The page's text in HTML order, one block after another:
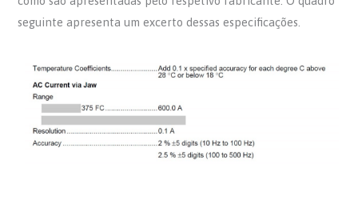
seguinte apresenta um excerto dessas especificações.